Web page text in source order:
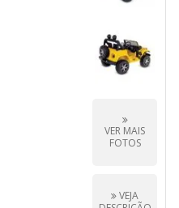
VER MAIS
FOTOS
VEJA